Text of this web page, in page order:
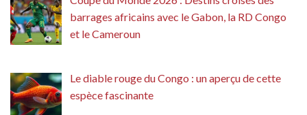
barrages africains avec le Gabon, la RD Congo
et le Cameroun
Le diable rouge du Congo : un aperçu de cette
espèce fascinante